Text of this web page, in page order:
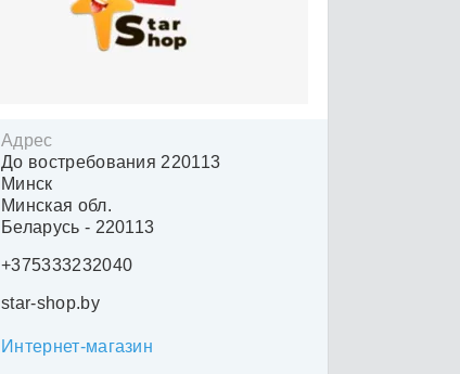
Адрес
До востребования 220113
Минск
Минская обл.
Беларусь - 220113
+375333232040
star-shop.by
Интернет-магазин